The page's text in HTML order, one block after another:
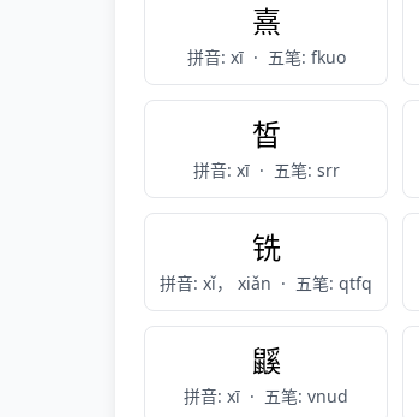
熹
拼音: xī · 五笔: fkuo
皙
拼音: xī · 五笔: srr
铣
拼音: xǐ， xiǎn · 五笔: qtfq
鼷
拼音: xī · 五笔: vnud